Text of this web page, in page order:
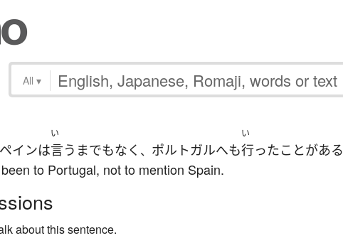
All ▾
インは
い
言うまでもなく 、 ポルトガルへも
い
行ったことがある
to Portugal, not to mention Spain.
about this sentence.